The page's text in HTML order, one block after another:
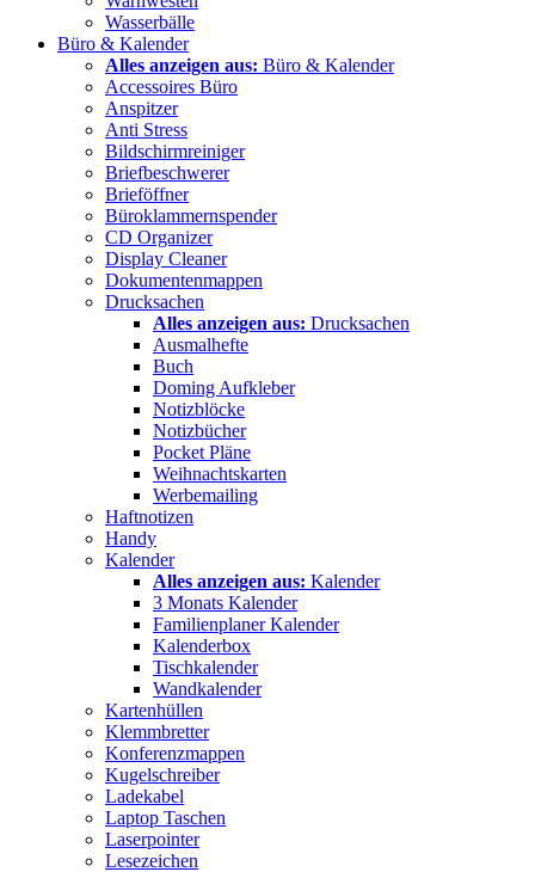
Wasserbälle
Büro & Kalender
Alles anzeigen aus: Büro & Kalender
Accessoires Büro
Anspitzer
Anti Stress
Bildschirmreiniger
Briefbeschwerer
Brieföffner
Büroklammernspender
CD Organizer
Display Cleaner
Dokumentenmappen
Drucksachen
Alles anzeigen aus: Drucksachen
Ausmalhefte
Buch
Doming Aufkleber
Notizblöcke
Notizbücher
Pocket Pläne
Weihnachtskarten
Werbemailing
Haftnotizen
Handy
Kalender
Alles anzeigen aus: Kalender
3 Monats Kalender
Familienplaner Kalender
Kalenderbox
Tischkalender
Wandkalender
Kartenhüllen
Klemmbretter
Konferenzmappen
Kugelschreiber
Ladekabel
Laptop Taschen
Laserpointer
Lesezeichen